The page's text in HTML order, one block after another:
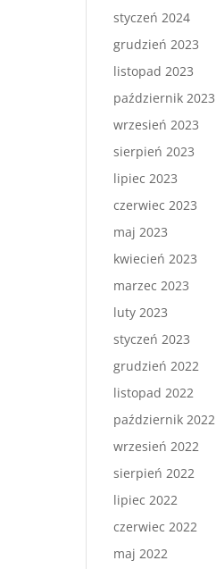
styczeń 2024
grudzień 2023
listopad 2023
październik 2023
wrzesień 2023
sierpień 2023
lipiec 2023
czerwiec 2023
maj 2023
kwiecień 2023
marzec 2023
luty 2023
styczeń 2023
grudzień 2022
listopad 2022
październik 2022
wrzesień 2022
sierpień 2022
lipiec 2022
czerwiec 2022
maj 2022